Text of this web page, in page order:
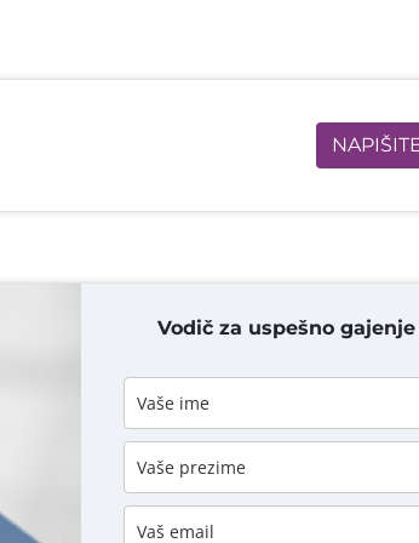
KOMENTAR
Vodič za uspešno